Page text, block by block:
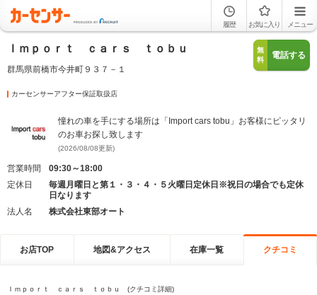
履歴 お気に入り メニュー
Ｉｍｐｏｒｔ ｃａｒｓ ｔｏｂｕ
群馬県前橋市今井町９３７－１
無
料
電話する
カーセンサーアフター保証取扱店
憧れの車を手にする場所は「Import cars tobu」お客様にピッタリ
のお車お探し致します
(2026/08/08更新)
営業時間
09:30～18:00
定休日
毎週月曜日と第１・３・４・５火曜日定休日※祝日の場合でも定休
日なります
法人名
株式会社東部オート
お店TOP 地図&アクセス 在庫一覧 クチコミ
Ｉｍｐｏｒｔ ｃａｒｓ ｔｏｂｕ (クチコミ詳細)